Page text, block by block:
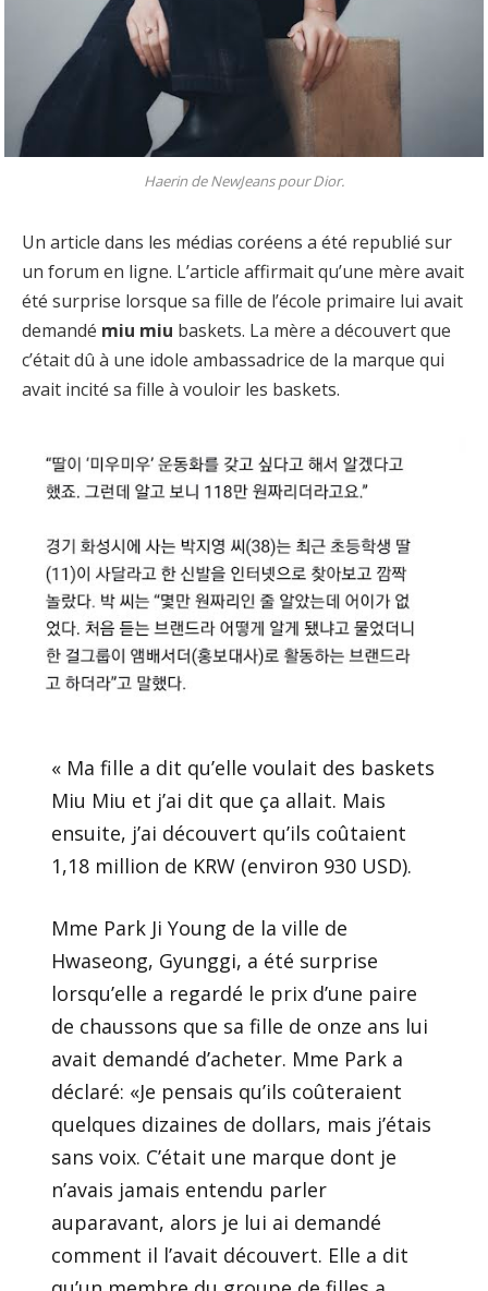
Haerin de NewJeans pour Dior.
Un article dans les médias coréens a été republié sur
un forum en ligne. L’article affirmait qu’une mère avait
été surprise lorsque sa fille de l’école primaire lui avait
demandé miu miu baskets. La mère a découvert que
c’était dû à une idole ambassadrice de la marque qui
avait incité sa fille à vouloir les baskets.
« Ma fille a dit qu’elle voulait des baskets
Miu Miu et j’ai dit que ça allait. Mais
ensuite, j’ai découvert qu’ils coûtaient
1,18 million de KRW (environ 930 USD).
Mme Park Ji Young de la ville de
Hwaseong, Gyunggi, a été surprise
lorsqu’elle a regardé le prix d’une paire
de chaussons que sa fille de onze ans lui
avait demandé d’acheter. Mme Park a
déclaré: «Je pensais qu’ils coûteraient
quelques dizaines de dollars, mais j’étais
sans voix. C’était une marque dont je
n’avais jamais entendu parler
auparavant, alors je lui ai demandé
comment il l’avait découvert. Elle a dit